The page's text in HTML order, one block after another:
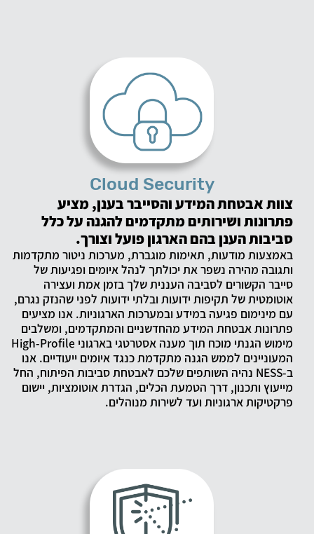
Cloud Security
צוות אבטחת המידע והסייבר בענן, מציע
פתרונות ושירותים מתקדמים להגנה על כלל
סביבות הענן בהם הארגון פועל וצורך.
באמצעות מודעות, תאימות מוגברת, מערכות ניטור מתקדמות
ותגובה מהירה נשפר את יכולתך לנהל איומים ופגיעות של
סייבר הקשורים לסביבה העננית שלך בזמן אמת ועצירה
אוטומטית של תקיפות ידועות ובלתי ידועות לפני שהנזק נגרם,
עם מינימום פגיעה במידע ובמערכות הארגוניות. אנו מציעים
פתרונות אבטחת המידע מהחדשניים והמתקדמים, ומשלבים
מימוש הגנתי מוכח תוך מענה אסטרטגי בארגוני High-Profile
המעוניינים לממש הגנה מתקדמת כנגד איומים ייעודיים. אנו
ב-NESS נהיה השותפים שלכם לאבטחת סביבות הפיתוח, החל
מייעוץ ותכנון, דרך הטמעת הכלים, הגדרת אוטומציות, יישום
פרקטיקות ארגוניות ועד לשירות מנוהלים.